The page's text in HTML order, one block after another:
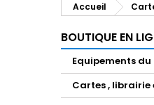
Accueil
BOUTIQUE EN
Equipements
Cartes , librairie